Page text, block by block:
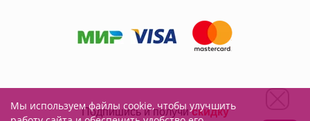
Подписывайтесь на нас:
Мы используем файлы cookie, чтобы улучшить